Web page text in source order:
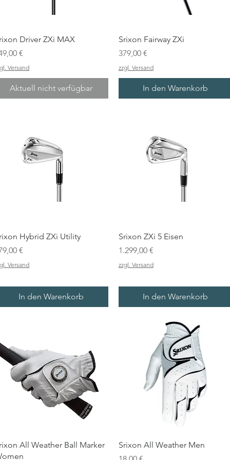
Driver ZXi MAX
€
Versand
Aktuell nicht verfügbar
Srixon Fairway ZXi
Preis
379,00 €
zzgl. Versand
In den Warenkorb
Hybrid ZXi Utility
€
Versand
In den Warenkorb
Srixon ZXi 5 Eisen
Preis
1.299,00 €
zzgl. Versand
In den Warenkorb
All Weather Ball Marker
Srixon All Weather Men
Preis